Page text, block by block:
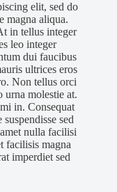
elit, sed do
magna aliqua.
in tellus integer
leo integer
dui faucibus
ultrices eros
Non tellus orci
urna molestie at.
in. Consequat
sed
nulla facilisi
facilisis magna
imperdiet sed